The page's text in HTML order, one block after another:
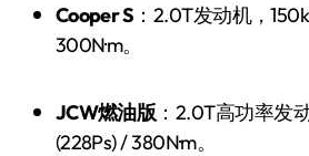
Cooper S ：2.0T发动机，
300N·m。
JCW燃油版 ：2.0T高功率发
(228Ps) / 380N·m。